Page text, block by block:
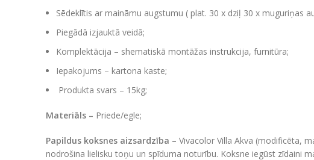
Sēdeklītis ar maināmu augstumu ( plat. 30 x dziļ 30 x muguriņas
Piegādā izjauktā veidā;
Komplektācija – shematiskā montāžas instrukcija, furnitūra;
Iepakojums – kartona kaste;
Produkta svars – 15kg;
Materiāls – Priede/egle;
Papildus koksnes aizsardzība – Vivacolor Villa Akva (modificēta,
nodrošina lielisku toņu un spīduma noturību. Koksne iegūst zīdaini